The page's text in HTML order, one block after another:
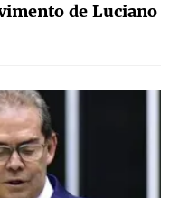
de Luciano